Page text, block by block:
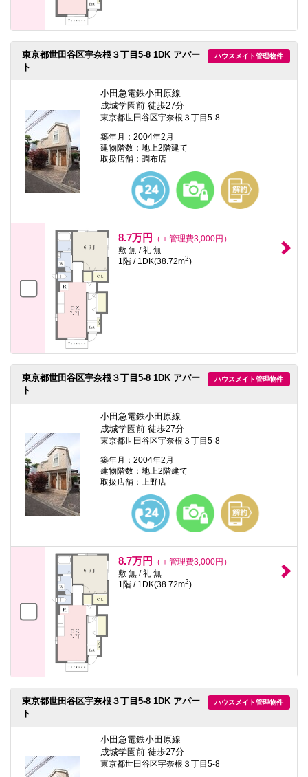
ハウスメイト管理物件
東京都世田谷区宇奈根３丁目5-8 1DK アパー
ト
小田急電鉄小田原線
成城学園前 徒歩27分
東京都世田谷区宇奈根３丁目5-8
築年月：2004年2月
建物階数：地上2階建て
取扱店舗：調布店
8.7万円
（＋管理費3,000円）
敷 無 / 礼 無
1階 / 1DK(38.72m2)
ハウスメイト管理物件
東京都世田谷区宇奈根３丁目5-8 1DK アパー
ト
小田急電鉄小田原線
成城学園前 徒歩27分
東京都世田谷区宇奈根３丁目5-8
築年月：2004年2月
建物階数：地上2階建て
取扱店舗：上野店
8.7万円
（＋管理費3,000円）
敷 無 / 礼 無
1階 / 1DK(38.72m2)
ハウスメイト管理物件
東京都世田谷区宇奈根３丁目5-8 1DK アパー
ト
小田急電鉄小田原線
成城学園前 徒歩27分
東京都世田谷区宇奈根３丁目5-8